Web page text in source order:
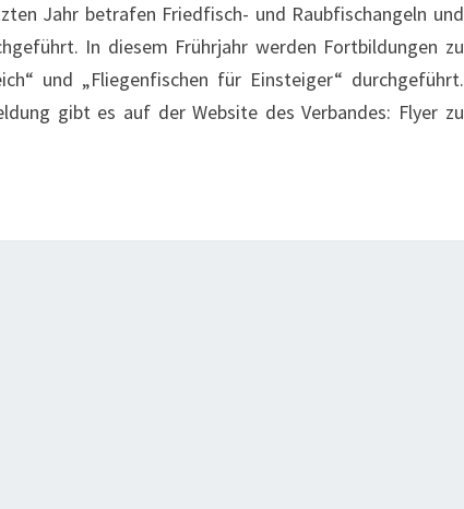
Jahr betrafen Friedfisch- und Raubfischangeln und
In diesem Frührjahr werden Fortbildungen zu
und „Fliegenfischen für Einsteiger“ durchgeführt.
gibt es auf der Website des Verbandes: Flyer zu